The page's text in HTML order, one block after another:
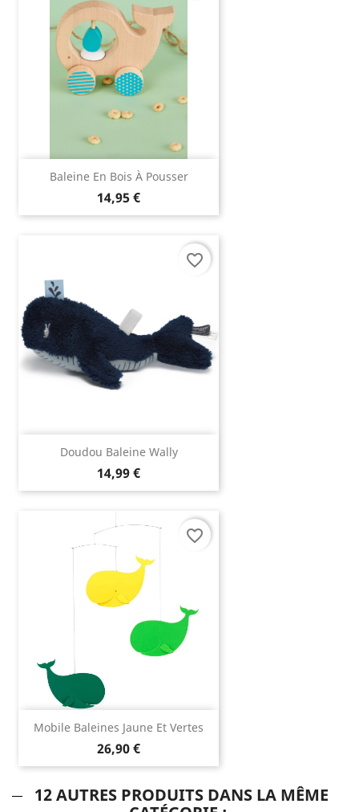
Baleine En Bois À Pousser
14,95 €
Doudou Baleine Wally
14,99 €
favorite_border
Mobile Baleines Jaune Et Vertes
26,90 €
favorite_border
12 AUTRES PRODUITS DANS LA MÊME